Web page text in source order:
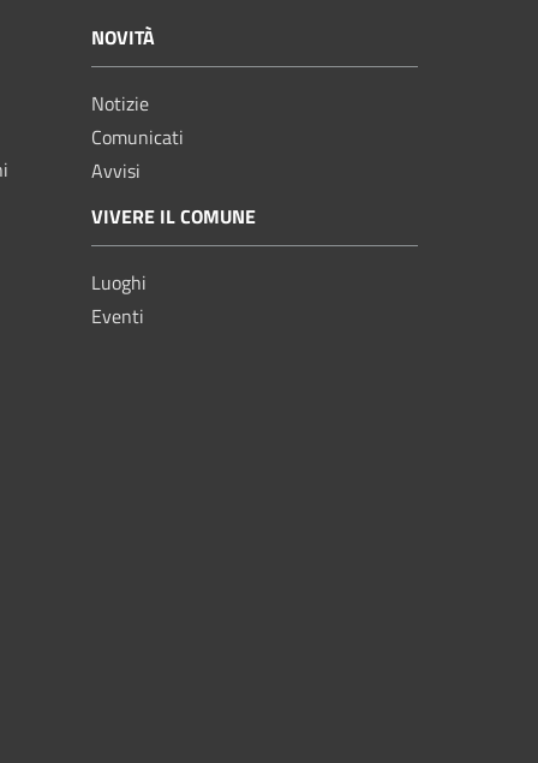
NOVITÀ
Notizie
Comunicati
Avvisi
VIVERE IL COMUNE
Luoghi
Eventi